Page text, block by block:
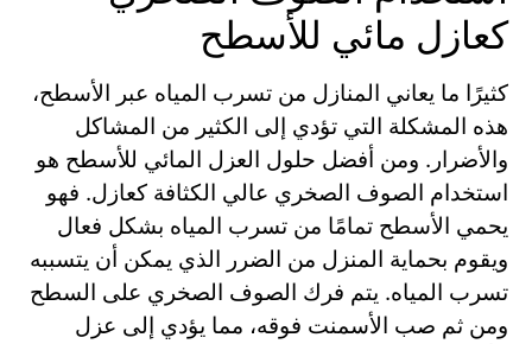
كعازل مائي للأسطح
كثيرًا ما يعاني المنازل من تسرب المياه عبر الأسطح،
هذه المشكلة التي تؤدي إلى الكثير من المشاكل
والأضرار. ومن أفضل حلول العزل المائي للأسطح هو
استخدام الصوف الصخري عالي الكثافة كعازل. فهو
يحمي الأسطح تمامًا من تسرب المياه بشكل فعال
ويقوم بحماية المنزل من الضرر الذي يمكن أن يتسببه
تسرب المياه. يتم فرك الصوف الصخري على السطح
ومن ثم صب الأسمنت فوقه، مما يؤدي إلى عزل